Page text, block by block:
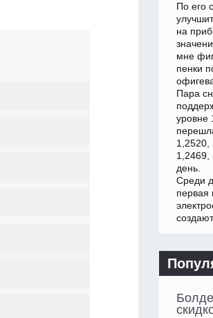
По его
на
мне
пенки
Пара
уровне
1,2520,
1,2469,
день.
Среди
первая